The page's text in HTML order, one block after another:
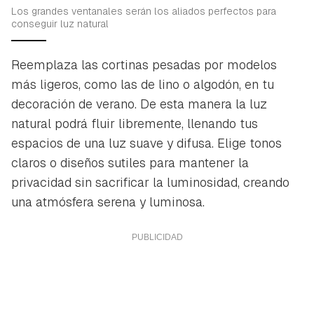
Los grandes ventanales serán los aliados perfectos para
conseguir luz natural
Reemplaza las cortinas pesadas por modelos
más ligeros, como las de lino o algodón, en tu
decoración de verano. De esta manera la luz
natural podrá fluir libremente, llenando tus
espacios de una luz suave y difusa. Elige tonos
claros o diseños sutiles para mantener la
privacidad sin sacrificar la luminosidad, creando
una atmósfera serena y luminosa.